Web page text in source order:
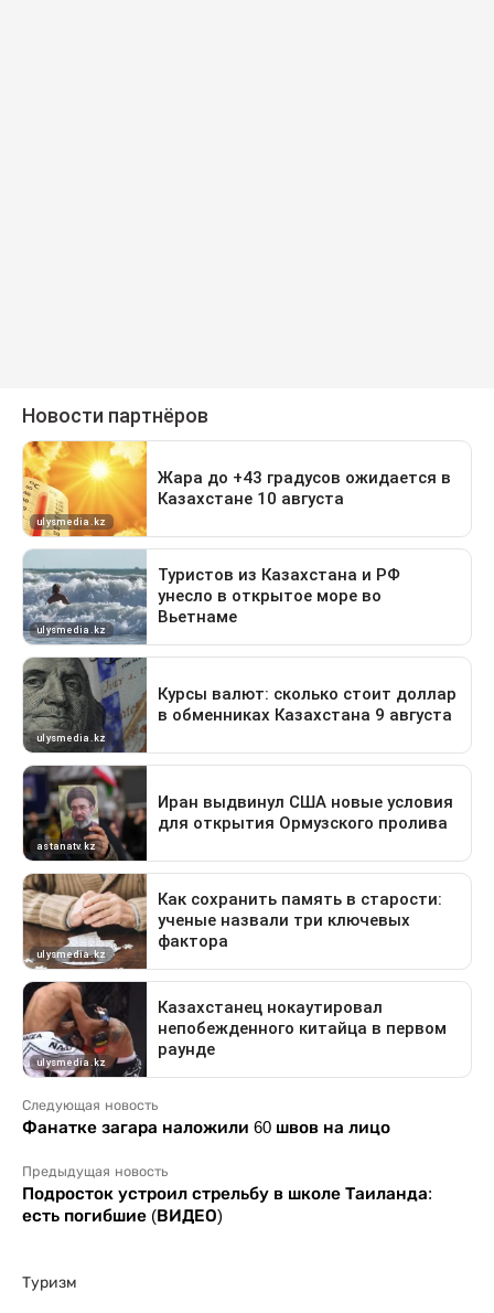
Следующая новость
Фанатке загара наложили 60 швов на лицо
Предыдущая новость
Подросток устроил стрельбу в школе Таиланда:
есть погибшие (ВИДЕО)
Туризм